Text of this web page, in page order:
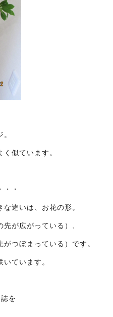
似ています。
・
違いは、お花の形。
が広がっている）、
つぼまっている）です。
ています。
を